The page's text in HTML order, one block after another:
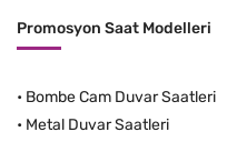
Promosyon Saat Modelleri
• Bombe Cam Duvar Saatleri
• Metal Duvar Saatleri